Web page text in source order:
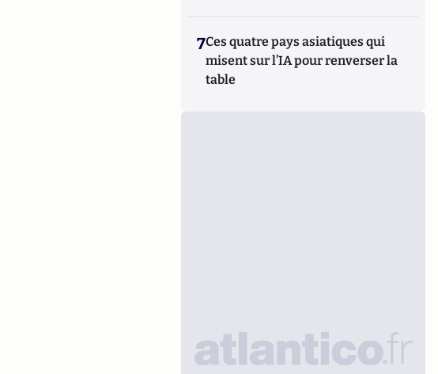
7Ces quatre pays asiatiques qui
misent sur l’IA pour renverser la
table